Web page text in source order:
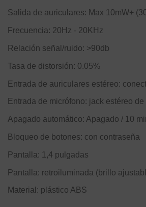
Salida de auriculares: Max 10mW+
Frecuencia: 20Hz - 20KHz
Relación señal/ruido: >90db
Tasa de distorsión: 0.05%
Entrada de auriculares estéreo:
Entrada de micrófono: jack estéreo de
Apagado automático: Apagado / 10
Bloqueo de botones: con contraseña
Pantalla: 1,4 pulgadas
Pantalla: retroiluminada (brillo
Material: plástico ABS